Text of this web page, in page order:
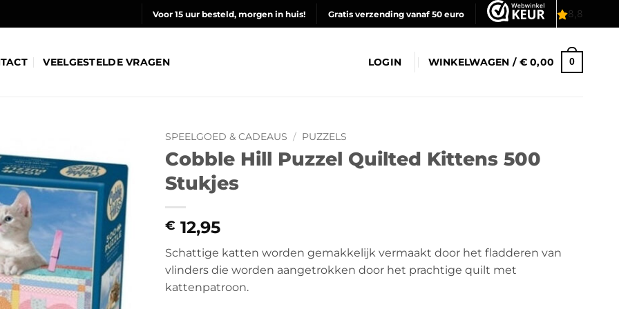
Voor 15 uur besteld, morgen in huis! Gratis verzending vanaf 50 euro
VEELGESTELDE VRAGEN LOGIN WINKELWAGEN / €0,00 0
SPEELGOED & CADEAUS / PUZZELS
Cobble Hill Puzzel Quilted Kittens 500
Stukjes
€ 12,95
Schattige katten worden gemakkelijk vermaakt door het fladderen van
vlinders die worden aangetrokken door het prachtige quilt met
kattenpatroon.